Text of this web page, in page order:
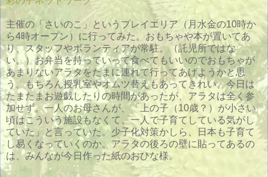
主催の「さいのこ」というプレイエリア（月水金の10時か
ら4時オープン）に行ってみた。おもちゃや本が置いてあ
り、スタッフやボランティアが常駐。（託児所ではな
い。）お弁当を持っていって食べてもいいのでおもちゃが
あまりないアラタをたまに連れて行ってあげようかと思
う。もちろん授乳室やオムツ替えもあってきれい。今日は
たまたまお遊戯したりの時間があったが、アラタは全く参
加せず。一人のお母さんが、「上の子（10歳？）が小さい
頃はこういう施設もなくて、一人で子育てしている気がし
ていた」と言っていた。少子化対策かしら、日本も子育て
し易くなっていくのか。アラタの後ろの壁に貼ってあるの
は、みんなが今日作った紙のおひな様。